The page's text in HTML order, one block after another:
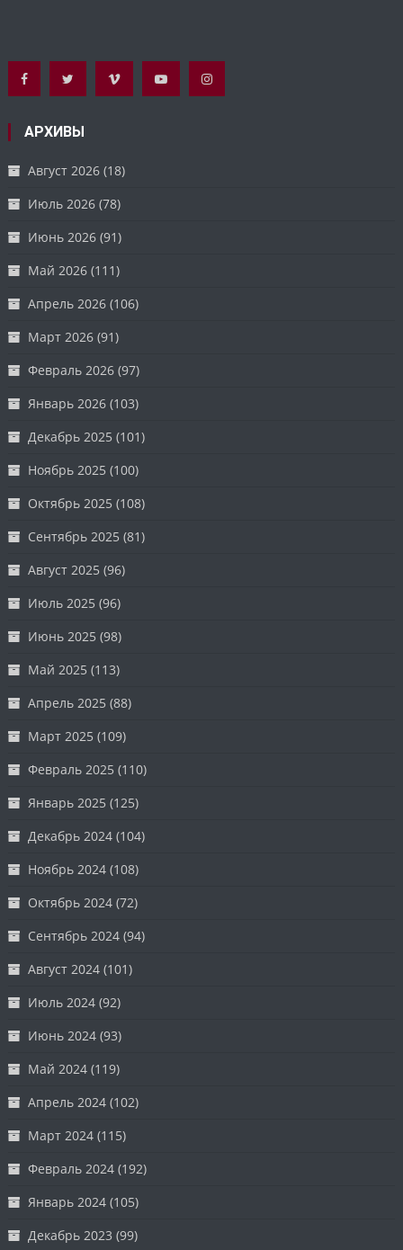
АРХИВЫ
Август 2026 (18)
Июль 2026 (78)
Июнь 2026 (91)
Май 2026 (111)
Апрель 2026 (106)
Март 2026 (91)
Февраль 2026 (97)
Январь 2026 (103)
Декабрь 2025 (101)
Ноябрь 2025 (100)
Октябрь 2025 (108)
Сентябрь 2025 (81)
Август 2025 (96)
Июль 2025 (96)
Июнь 2025 (98)
Май 2025 (113)
Апрель 2025 (88)
Март 2025 (109)
Февраль 2025 (110)
Январь 2025 (125)
Декабрь 2024 (104)
Ноябрь 2024 (108)
Октябрь 2024 (72)
Сентябрь 2024 (94)
Август 2024 (101)
Июль 2024 (92)
Июнь 2024 (93)
Май 2024 (119)
Апрель 2024 (102)
Март 2024 (115)
Февраль 2024 (192)
Январь 2024 (105)
Декабрь 2023 (99)